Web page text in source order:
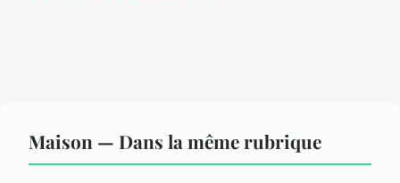
Maison — Dans la même rubrique